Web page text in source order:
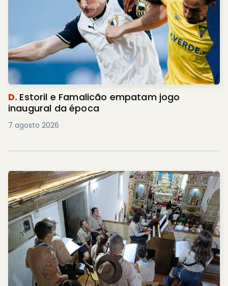
D. Estoril e Famalicão empatam jogo
inaugural da época
7 agosto 2026